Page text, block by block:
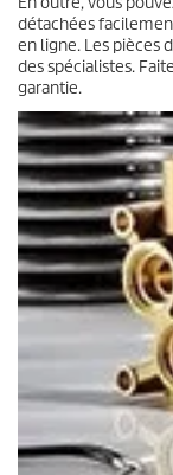
détachées
en ligne. Les pièces
des spécialistes.
garantie.